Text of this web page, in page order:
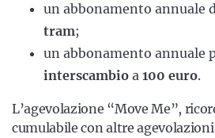
un abbonamento annuale
tram;
un abbonamento annuale
interscambio a 100 euro.
L’agevolazione “Move Me”,
cumulabile con altre